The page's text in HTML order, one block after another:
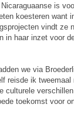
is
koesteren want
vindt ze
in haar inzet voor
we via
reisde ik
culturele
toekomst voor